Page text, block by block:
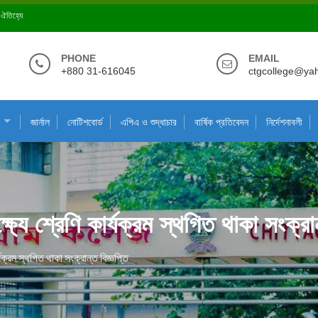
ঐতিহ্যে
PHONE
+880 31-616045
EMAIL
জার্নাল নোটিশবোর্ড এপিএ ও শুদ্ধাচার বার্ষিক প্রতিবেদন নির্দেশনাবলী
শ্রেণি কার্যক্রম স্থগিত থাকা
স্থগিত থাকা সংক্রান্ত বিজ্ঞপ্তি